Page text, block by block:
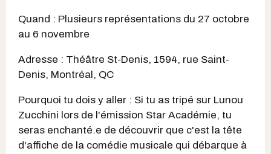
Quand : Plusieurs représentations du 27 octobre
au 6 novembre
Adresse : Théâtre St-Denis, 1594, rue Saint-
Denis, Montréal, QC
Pourquoi tu dois y aller : Si tu as tripé sur Lunou
Zucchini lors de l'émission Star Académie, tu
seras enchanté.e de découvrir que c'est la tête
d'affiche de la comédie musicale qui débarque à